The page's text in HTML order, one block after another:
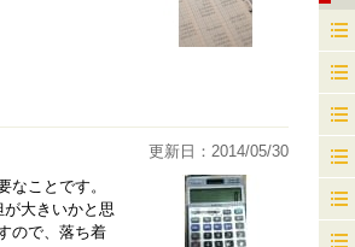
更新日：2014/05/30
ことです。
大きいかと思
ので、落ち着